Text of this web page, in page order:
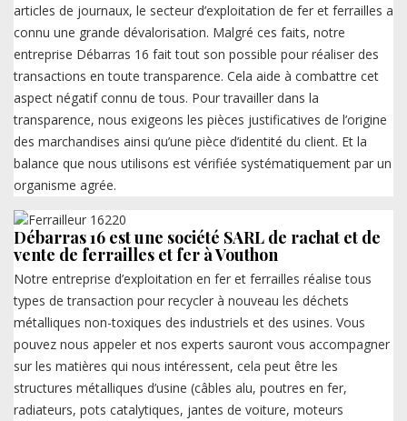
articles de journaux, le secteur d’exploitation de fer et ferrailles a
connu une grande dévalorisation. Malgré ces faits, notre
entreprise Débarras 16 fait tout son possible pour réaliser des
transactions en toute transparence. Cela aide à combattre cet
aspect négatif connu de tous. Pour travailler dans la
transparence, nous exigeons les pièces justificatives de l’origine
des marchandises ainsi qu’une pièce d’identité du client. Et la
balance que nous utilisons est vérifiée systématiquement par un
organisme agrée.
Débarras 16 est une société SARL de rachat et de
vente de ferrailles et fer à Vouthon
Notre entreprise d’exploitation en fer et ferrailles réalise tous
types de transaction pour recycler à nouveau les déchets
métalliques non-toxiques des industriels et des usines. Vous
pouvez nous appeler et nos experts sauront vous accompagner
sur les matières qui nous intéressent, cela peut être les
structures métalliques d’usine (câbles alu, poutres en fer,
radiateurs, pots catalytiques, jantes de voiture, moteurs